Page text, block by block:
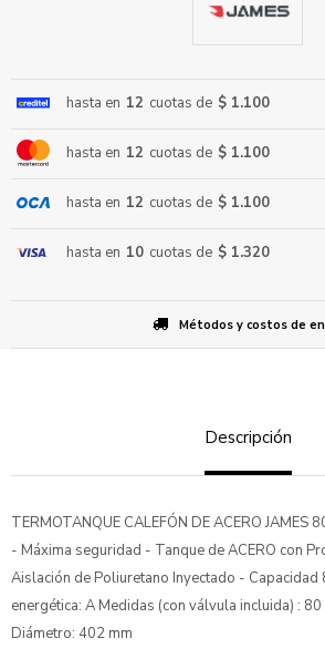
hasta en 12 cuotas de $ 1.100
hasta en 12 cuotas de $ 1.100
hasta en 12 cuotas de $ 1.100
hasta en 10 cuotas de $ 1.320
Métodos y costos de
Descripción
TERMOTANQUE CALEFÓN DE ACERO JAMES
- Máxima seguridad - Tanque de ACERO con
Aislación de Poliuretano Inyectado - Capacidad
energética: A Medidas (con válvula incluida) :
Diámetro: 402 mm